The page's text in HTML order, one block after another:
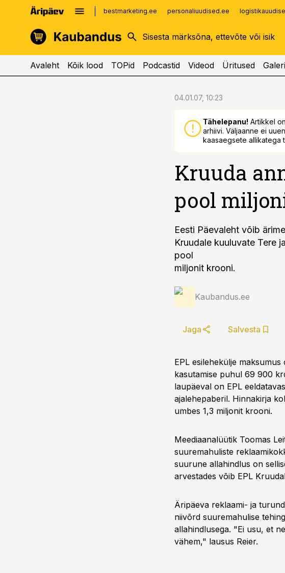
bestmarketing.ee personaliuudised.ee
kinnisvarauudised.ee
logistikauudised.ee
imelineajalugu.ee
Infopank
Avaleht Kõik lood TOPid Podcastid Videod Üritused
04.01.07, 10:23
Tähelepanu! Artikkel
arhiivi. Väljaanne ei
kaasaegsete allikatega
Kruuda
pool
Eesti Päevaleht võib
Kruudale kuuluvate Tere
pool
miljonit krooni.
Kaubandus.ee
Jaga Salvesta
EPL esilehekülje
kasutamise puhul 69 900
laupäeval on EPL
ajalehepaberil. Hinnakirja
umbes 1,3 miljonit krooni.
Meediaanalüütik Toomas
suuremahuliste
suurune allahindlus on
arvestades võib EPL
Äripäeva reklaami- ja
niivõrd suuremahulise
allahindlusega. "Ei usu, et
vähem," lausus Reier.